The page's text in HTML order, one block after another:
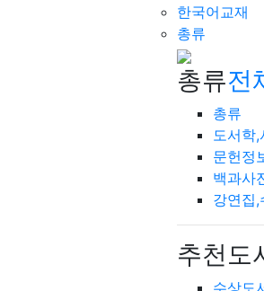
한국어교재
총류
총류전
총류
도서학,
문헌정
백과사
강연집,
추천도
수상도